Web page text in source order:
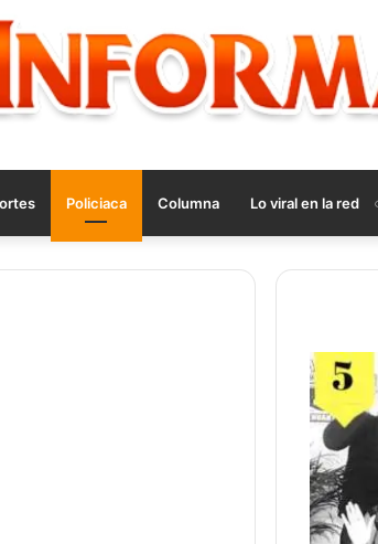
Policiaca Columna Lo viral en la red